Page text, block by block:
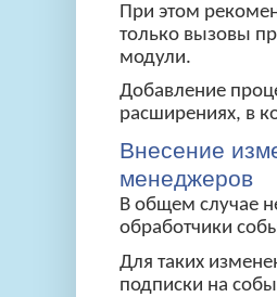
При этом
только вызовы
модули.
Добавление
расширениях, в
Внесение
менеджеров
В общем случае
обработчики
Для таких
подписки на